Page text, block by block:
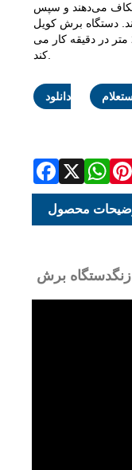
می‌دهند و سپس
دستگاه برش کویل
فولادی ضد زنگ با حداکثر سرعت 220 متر در دقیقه کار می
محصول
دستگاه برش